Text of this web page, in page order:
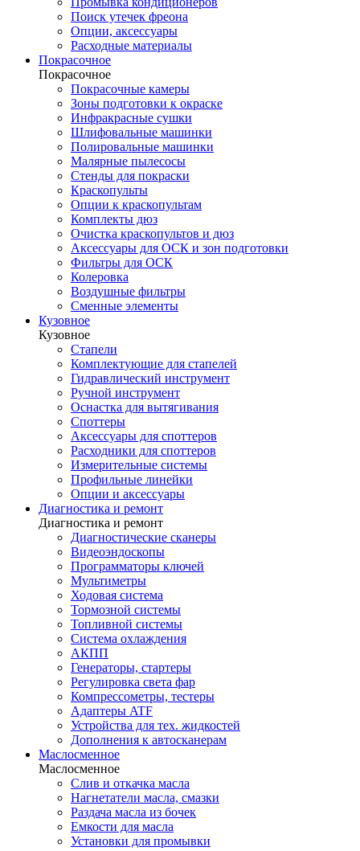
Поиск утечек фреона
Опции, аксессуары
Расходные материалы
Покрасочное
Покрасочное
Покрасочные камеры
Зоны подготовки к окраске
Инфракрасные сушки
Шлифовальные машинки
Полировальные машинки
Малярные пылесосы
Стенды для покраски
Краскопульты
Опции к краскопультам
Комплекты дюз
Очистка краскопультов и дюз
Аксессуары для ОСК и зон подготовки
Фильтры для ОСК
Колеровка
Воздушные фильтры
Сменные элементы
Кузовное
Кузовное
Стапели
Комплектующие для стапелей
Гидравлический инструмент
Ручной инструмент
Оснастка для вытягивания
Споттеры
Аксессуары для споттеров
Расходники для споттеров
Измерительные системы
Профильные линейки
Опции и аксессуары
Диагностика и ремонт
Диагностика и ремонт
Диагностические сканеры
Видеоэндоскопы
Программаторы ключей
Мультиметры
Ходовая система
Тормозной системы
Топливной системы
Система охлаждения
АКПП
Генераторы, стартеры
Регулировка света фар
Компрессометры, тестеры
Адаптеры ATF
Устройства для тех. жидкостей
Дополнения к автосканерам
Маслосменное
Маслосменное
Слив и откачка масла
Нагнетатели масла, смазки
Раздача масла из бочек
Емкости для масла
Установки для промывки